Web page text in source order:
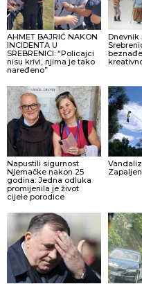
AHMET BAJRIĆ NAKON
INCIDENTA U
SREBRENICI: “Policajci
nisu krivi, njima je tako
naređeno”
Dnevnik
Napustili sigurnost
Njemačke nakon 25
godina: Jedna odluka
promijenila je život
cijele porodice